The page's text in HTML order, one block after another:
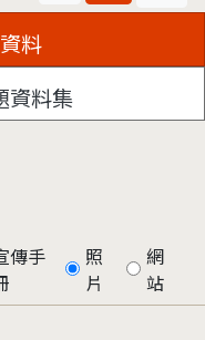
料
資料集
傳手
照
片
網
站